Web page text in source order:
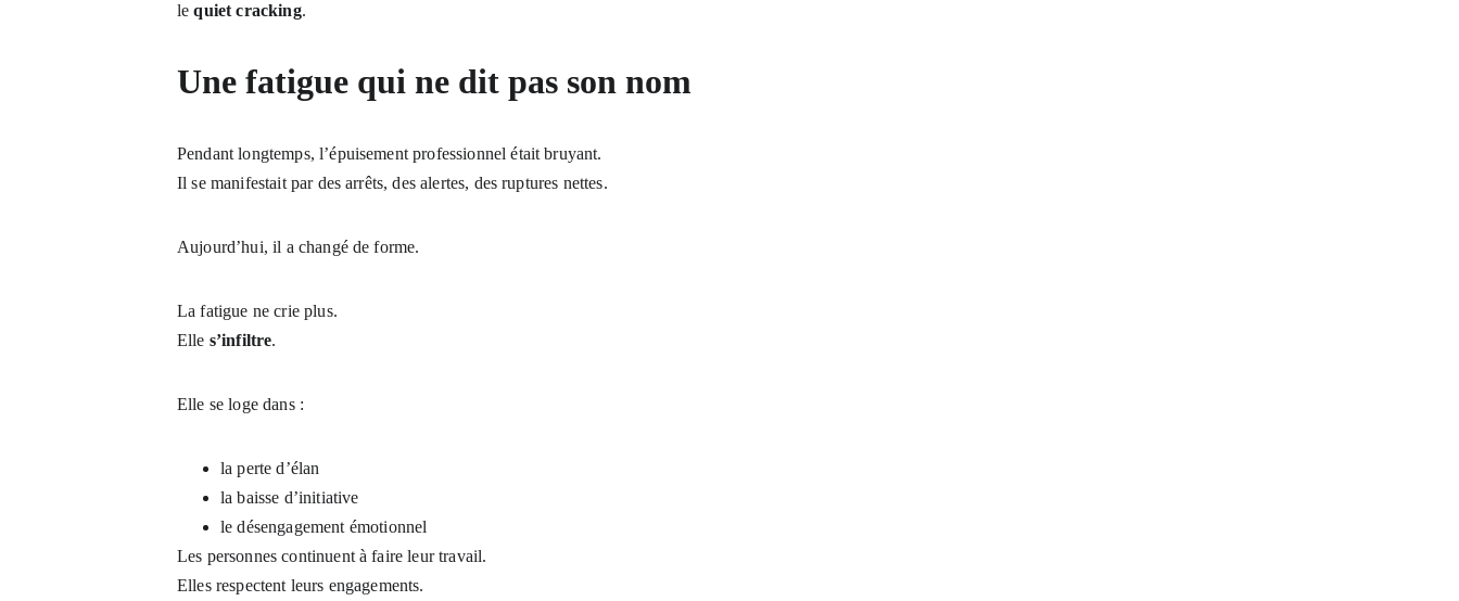
le quiet cracking.
Une fatigue qui ne dit pas son nom
Pendant longtemps, l’épuisement professionnel était bruyant.
Il se manifestait par des arrêts, des alertes, des ruptures nettes.
Aujourd’hui, il a changé de forme.
La fatigue ne crie plus.
Elle s’infiltre.
Elle se loge dans :
la perte d’élan
la baisse d’initiative
le désengagement émotionnel
Les personnes continuent à faire leur travail.
Elles respectent leurs engagements.